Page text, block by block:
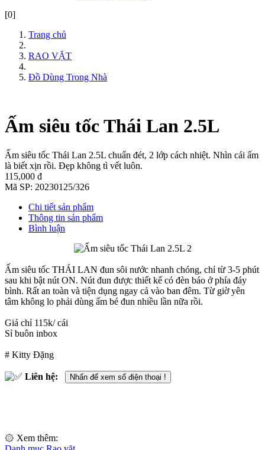
[0]
Trang chủ
RAO VẶT
Đồ Dùng Trong Nhà
Ấm siêu tốc Thái Lan 2.5L
Ấm siêu tốc Thái Lan 2.5L chuẩn đét, 2 lớp cách nhiệt. Nhìn cái ấm
là biết xịn rồi. Đẹp không tì vết luôn.
115,000 đ
Mã SP: 20230125/326
Chi tiết sản phẩm
Thông tin sản phẩm
Bình luận
Ấm siêu tốc THÁI LAN đun sôi nước nhanh chóng, chỉ từ 3-5 phút
sau khi bật nút ON. Nút đun được thiết kế có đèn báo ở phía đáy
bình. Rất an toàn và tiện dụng ngay cả vào ban đêm. Từ giờ yên
tâm không lo phải dùng ấm bé đun nhiều lần nữa rồi.
Giá chỉ 115k/ cái
Sỉ buôn inbox
# Kitty Đặng
Liên hệ: Nhấn để xem số điện thoại !
۞ Xem thêm: